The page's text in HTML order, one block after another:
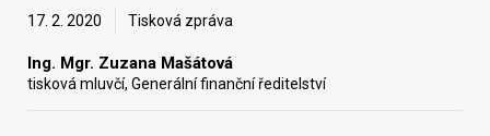
Vyhledat na webu
17. 2. 2020 Tisková zpráva
Ing. Mgr. Zuzana Mašátová
tisková mluvčí, Generální finanční ředitelství